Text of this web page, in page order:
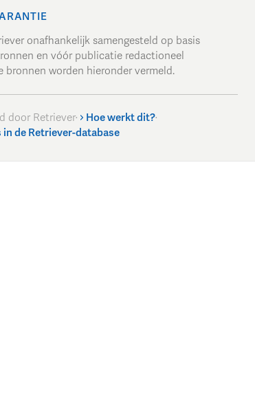
onafhankelijk samengesteld op basis
en vóór publicatie redactioneel
bronnen worden hieronder vermeld.
door Retriever· Hoe werkt dit?·
in de Retriever-database